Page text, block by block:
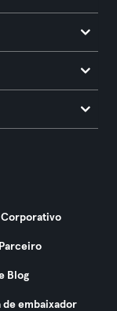
Corporativo
Blog
de embaixador